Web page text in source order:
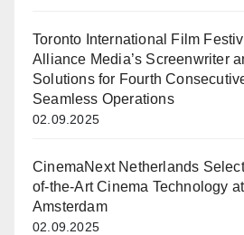
Toronto International Film
Alliance Media’s Screenwriter
Solutions for Fourth
Seamless Operations
02.09.2025
CinemaNext Netherlands
of-the-Art Cinema Technology
Amsterdam
02.09.2025